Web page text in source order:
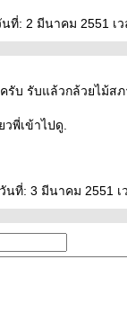
ที่: 2 มีนาคม 2551 เว
บ รับแล้วกล้วยไม้สภ
พี่เข้าไปดู.
ที่: 3 มีนาคม 2551 เ